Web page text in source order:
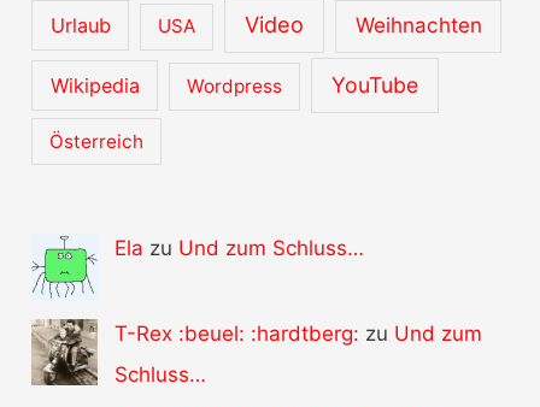
Urlaub USA Video Weihnachten
Wikipedia Wordpress YouTube
Österreich
Ela zu Und zum Schluss…
T-Rex :beuel: :hardtberg: zu Und zum
Schluss…